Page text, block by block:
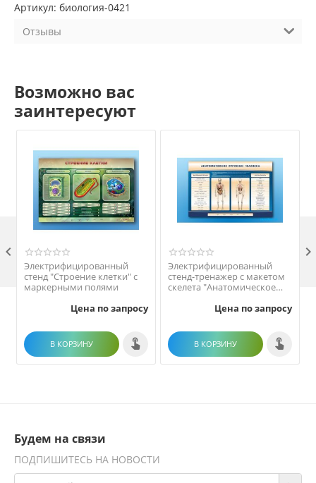
Артикул: биология-0421
Отзывы
Возможно вас
заинтересуют
Электрифицированный
стенд "Строение клетки" с
маркерными полями
Цена по запросу
В КОРЗИНУ
Электрифицированный
стенд-тренажер c макетом
скелета "Анатомическое
Цена по запросу
В КОРЗИНУ
 
Будем на связи
ПОДПИШИТЕСЬ НА НОВОСТИ